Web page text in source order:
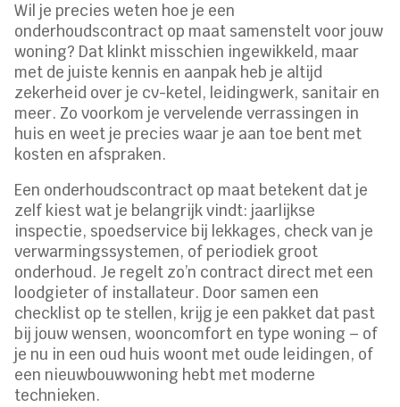
Wil je precies weten hoe je een
onderhoudscontract op maat samenstelt voor jouw
woning? Dat klinkt misschien ingewikkeld, maar
met de juiste kennis en aanpak heb je altijd
zekerheid over je cv-ketel, leidingwerk, sanitair en
meer. Zo voorkom je vervelende verrassingen in
huis en weet je precies waar je aan toe bent met
kosten en afspraken.
Een onderhoudscontract op maat betekent dat je
zelf kiest wat je belangrijk vindt: jaarlijkse
inspectie, spoedservice bij lekkages, check van je
verwarmingssystemen, of periodiek groot
onderhoud. Je regelt zo’n contract direct met een
loodgieter of installateur. Door samen een
checklist op te stellen, krijg je een pakket dat past
bij jouw wensen, wooncomfort en type woning – of
je nu in een oud huis woont met oude leidingen, of
een nieuwbouwwoning hebt met moderne
technieken.